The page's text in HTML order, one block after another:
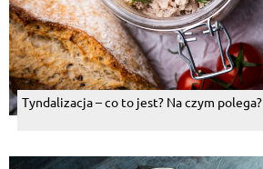
Tyndalizacja – co to jest? Na czym polega?